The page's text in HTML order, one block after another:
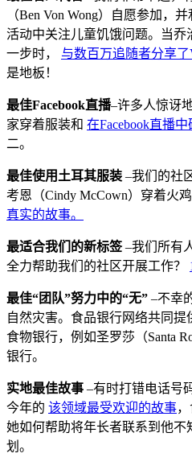
（Ben Von Wong）自愿参加，
活动中关注儿童饥饿问题。当乔
一步时， 与数百万追随者分享了
是地板！
最佳Facebook直播–许多人惊讶
家穿着服装和 在Facebook直播
二。
最佳使用土耳其服装 –我们的社
考恩（Cindy McCown）穿着火
真实的故事。
最适合我们的新标签 –我们所有
全力帮助我们的社区开展工作？
最佳“团队”努力中的“无” –不幸
自然灾害。食品银行网络共同提
食物银行，例如圣罗莎（Santa
银行。
实地最佳故事 –有时打错电话号
今年的 该领域最受欢迎的故事
她如何帮助将年长者联系到他
划。